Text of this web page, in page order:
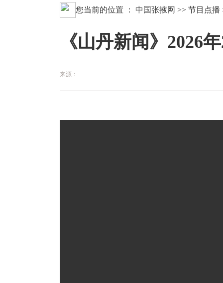
您当前的位置 ： 中国张掖网 >> 节目点播
《山丹新闻》2026
来源：